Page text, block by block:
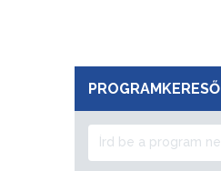
PROGRAMKERESŐ